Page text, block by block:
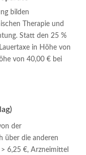
bilden
Therapie und
Statt den 25 %
in Höhe von
von 40,00 € bei
der
über die anderen
6,25 €, Arzneimittel